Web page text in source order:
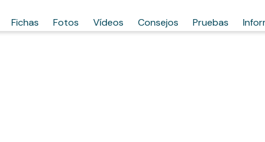
Fichas Fotos Vídeos Consejos Pruebas